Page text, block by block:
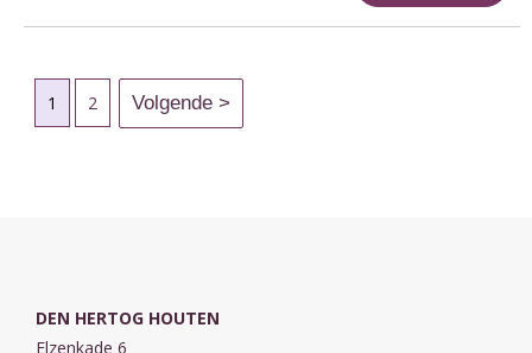
1 2
DEN HERTOG HOUTEN
Elzenkade 6